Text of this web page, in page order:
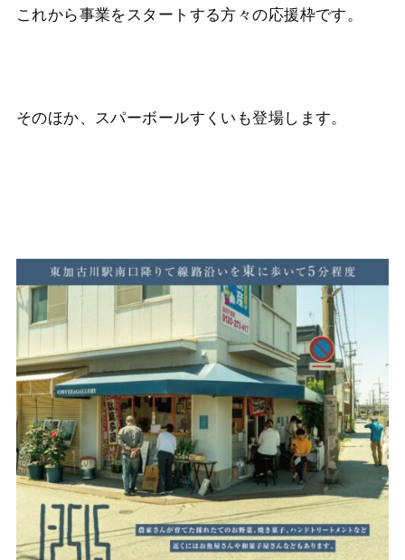
これから事業をスタートする方々の応援枠です。
そのほか、スパーボールすくいも登場します。